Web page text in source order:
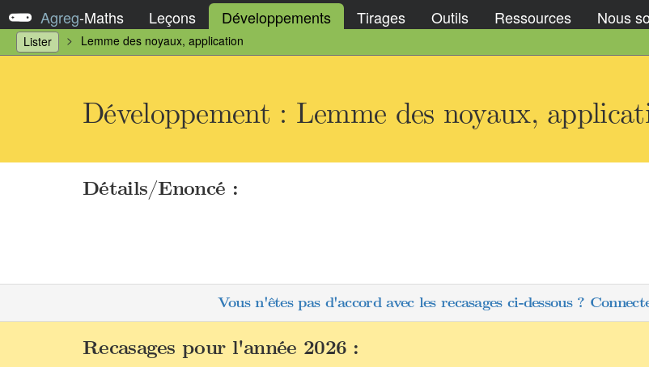
Agreg-Maths Leçons Développements Tirages Outils Ressources Nous
Lister Lemme des noyaux, application
Développement : Lemme des noyaux,
Détails/Enoncé :
Vous n'êtes pas d'accord avec les recasages ci-dessous ?
Recasages pour l'année 2026 :